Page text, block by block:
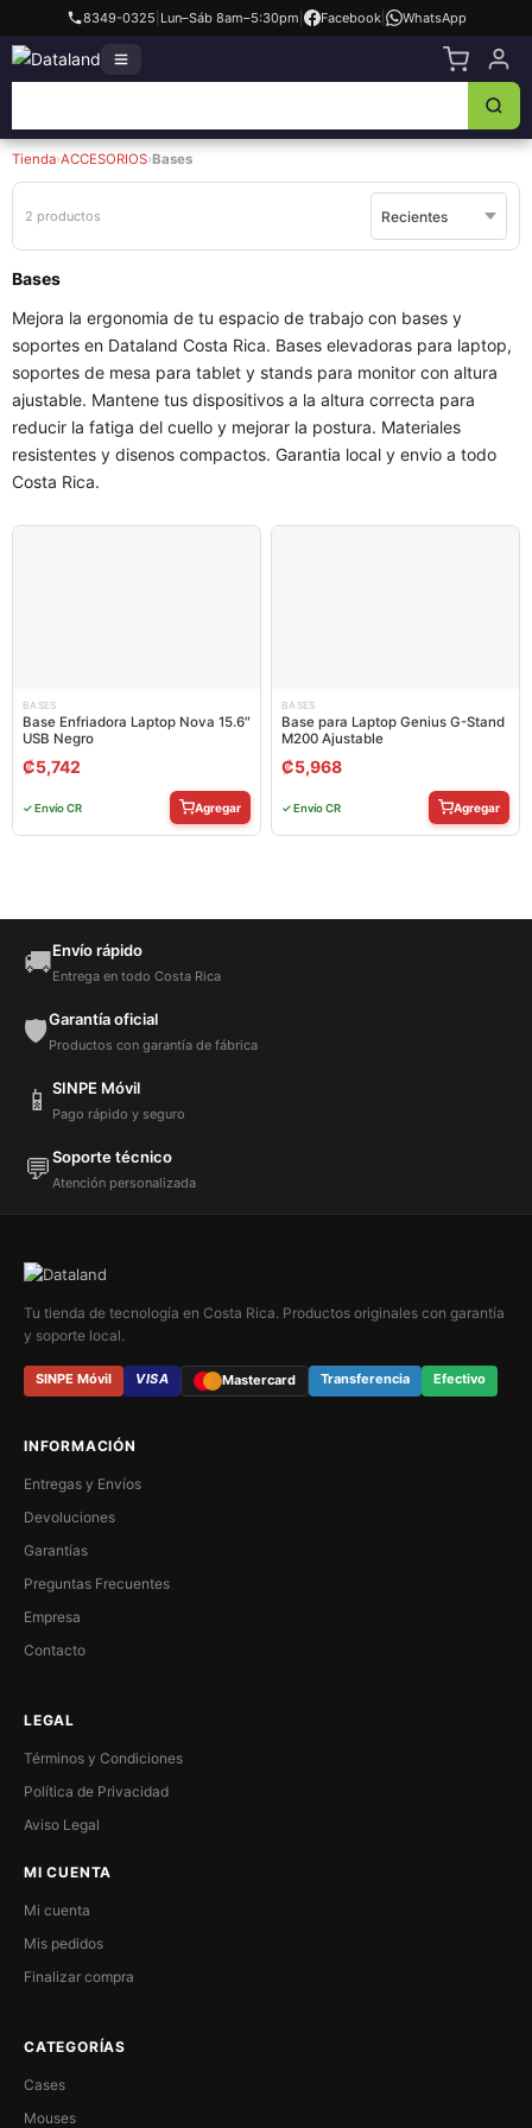
8349-0325 Lun–Sáb 8am–5:30pm Facebook| WhatsApp
Tienda›ACCESORIOS›Bases
2 productos
Bases
Mejora la ergonomia de tu espacio de trabajo con bases y
soportes en Dataland Costa Rica. Bases elevadoras para laptop,
soportes de mesa para tablet y stands para monitor con altura
ajustable. Mantene tus dispositivos a la altura correcta para
reducir la fatiga del cuello y mejorar la postura. Materiales
resistentes y disenos compactos. Garantia local y envio a todo
Costa Rica.
BASES
Base Enfriadora Laptop Nova 15.6″
USB Negro
₡5,742
✓ Envío CR Agregar
BASES
Base para Laptop Genius G-Stand
M200 Ajustable
₡5,968
✓ Envío CR Agregar
🚚Envío rápido
Entrega en todo Costa Rica
🛡️Garantía oficial
Productos con garantía de fábrica
📱 SINPE Móvil
Pago rápido y seguro
💬Soporte técnico
Atención personalizada
Tu tienda de tecnología en Costa Rica. Productos originales con garantía
y soporte local.
SINPE Móvil VISA Mastercard Transferencia Efectivo
INFORMACIÓN
Entregas y Envíos
Devoluciones
Garantías
Preguntas Frecuentes
Empresa
Contacto
LEGAL
Términos y Condiciones
Política de Privacidad
Aviso Legal
MI CUENTA
Mi cuenta
Mis pedidos
Finalizar compra
CATEGORÍAS
Cases
Mouses